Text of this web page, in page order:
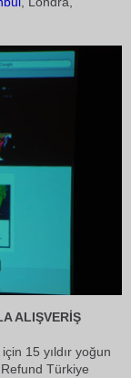
ALIŞVERİŞ
15 yıldır yoğun
Türkiye